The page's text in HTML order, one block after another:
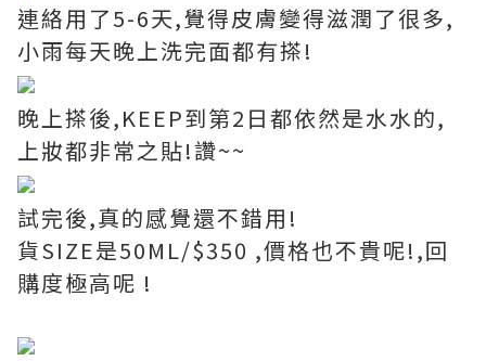
連絡用了5-6天,覺得皮膚變得滋潤了很多,
小雨每天晚上洗完面都有搽!
晚上搽後,KEEP到第2日都依然是水水的,
上妝都非常之貼!讚~~
試完後,真的感覺還不錯用!
貨SIZE是50ML/$350 ,價格也不貴呢!,回
購度極高呢 !